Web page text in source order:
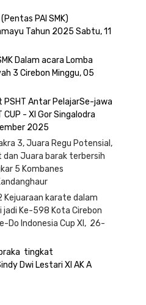
PAI SMK)
Tahun 2025 Sabtu, 11
Dalam acara Lomba
3 Cirebon Minggu, 05
PSHT Antar PelajarSe-jawa
- XI Gor Singalodra
2025
3, Juara Regu Potensial,
Juara barak terbersih
5 Kombanes
Kejuaraan karate dalam
jadi Ke-598 Kota Cirebon
Do Indonesia Cup XI, 26-
tingkat
Dwi Lestari XI AK A